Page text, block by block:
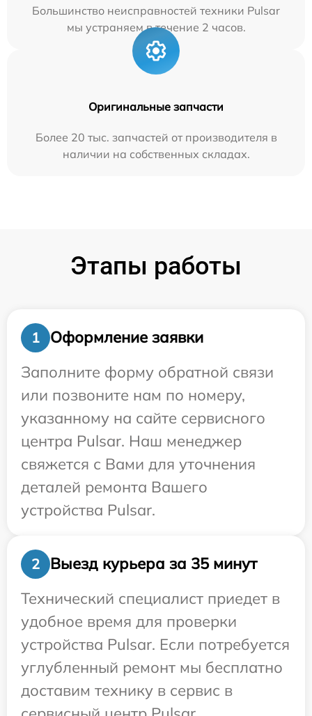
Большинство неисправностей техники Pulsar
мы устраняем в течение 2 часов.
Оригинальные запчасти
Более 20 тыс. запчастей от производителя в
наличии на собственных складах.
Этапы работы
1
Оформление заявки
Заполните форму обратной связи
или позвоните нам по номеру,
указанному на сайте сервисного
центра Pulsar. Наш менеджер
свяжется с Вами для уточнения
деталей ремонта Вашего
устройства Pulsar.
2
Выезд курьера за 35 минут
Технический специалист приедет в
удобное время для проверки
устройства Pulsar. Если потребуется
углубленный ремонт мы бесплатно
доставим технику в сервис в